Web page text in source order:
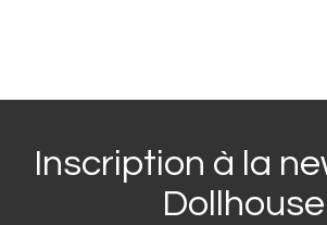
Inscription à la
Dollhouse